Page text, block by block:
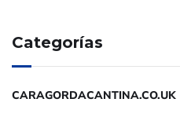
Categorías
CARAGORDACANTINA.CO.UK